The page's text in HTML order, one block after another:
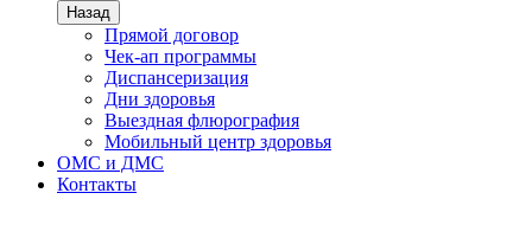
Назад
Прямой договор
Чек-ап программы
Диспансеризация
Дни здоровья
Выездная флюрография
Мобильный центр здоровья
ОМС и ДМС
Контакты